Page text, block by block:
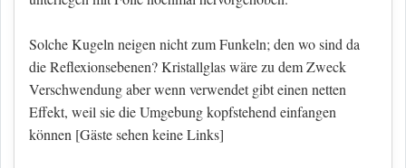
Solche Kugeln neigen nicht zum Funkeln; den wo sind da
die Reflexionsebenen? Kristallglas wäre zu dem Zweck
Verschwendung aber wenn verwendet gibt einen netten
Effekt, weil sie die Umgebung kopfstehend einfangen
können [Gäste sehen keine Links]